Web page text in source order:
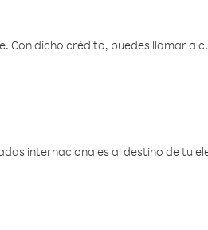
Con dicho crédito, puedes llamar a
internacionales al destino de tu